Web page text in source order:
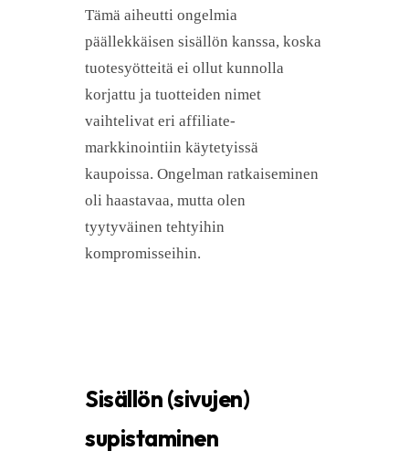
Tämä aiheutti ongelmia
päällekkäisen sisällön kanssa, koska
tuotesyötteitä ei ollut kunnolla
korjattu ja tuotteiden nimet
vaihtelivat eri affiliate-
markkinointiin käytetyissä
kaupoissa. Ongelman ratkaiseminen
oli haastavaa, mutta olen
tyytyväinen tehtyihin
kompromisseihin.
Sisällön (sivujen)
supistaminen